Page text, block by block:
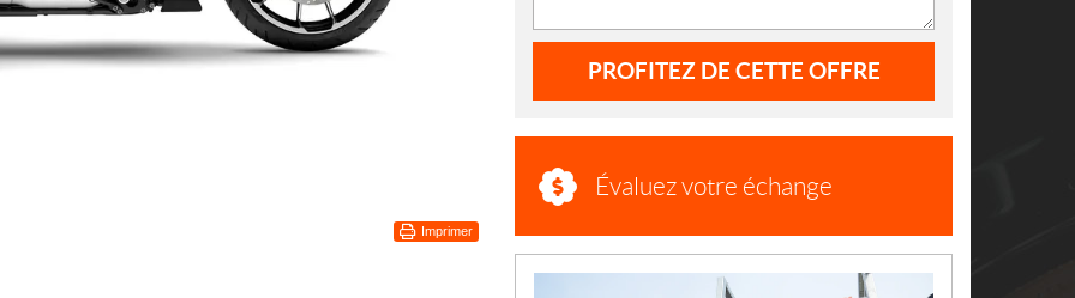
Imprimer
PROFITEZ DE CETTE OFFRE
Évaluez votre échange